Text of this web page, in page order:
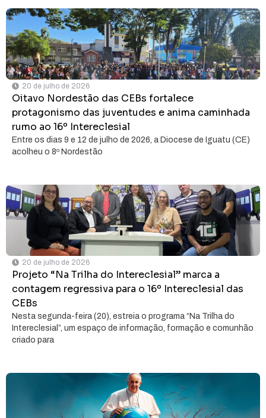
20 de julho de 2026
Oitavo Nordestão das CEBs fortalece
protagonismo das juventudes e anima caminhada
rumo ao 16º Intereclesial
Entre os dias 9 e 12 de julho de 2026, a Diocese de Iguatu (CE)
acolheu o 8º Nordestão
20 de julho de 2026
Projeto “Na Trilha do Intereclesial” marca a
contagem regressiva para o 16º Intereclesial das
CEBs
Nesta segunda-feira (20), estreia o programa “Na Trilha do
Intereclesial”, um espaço de informação, formação e comunhão
criado para